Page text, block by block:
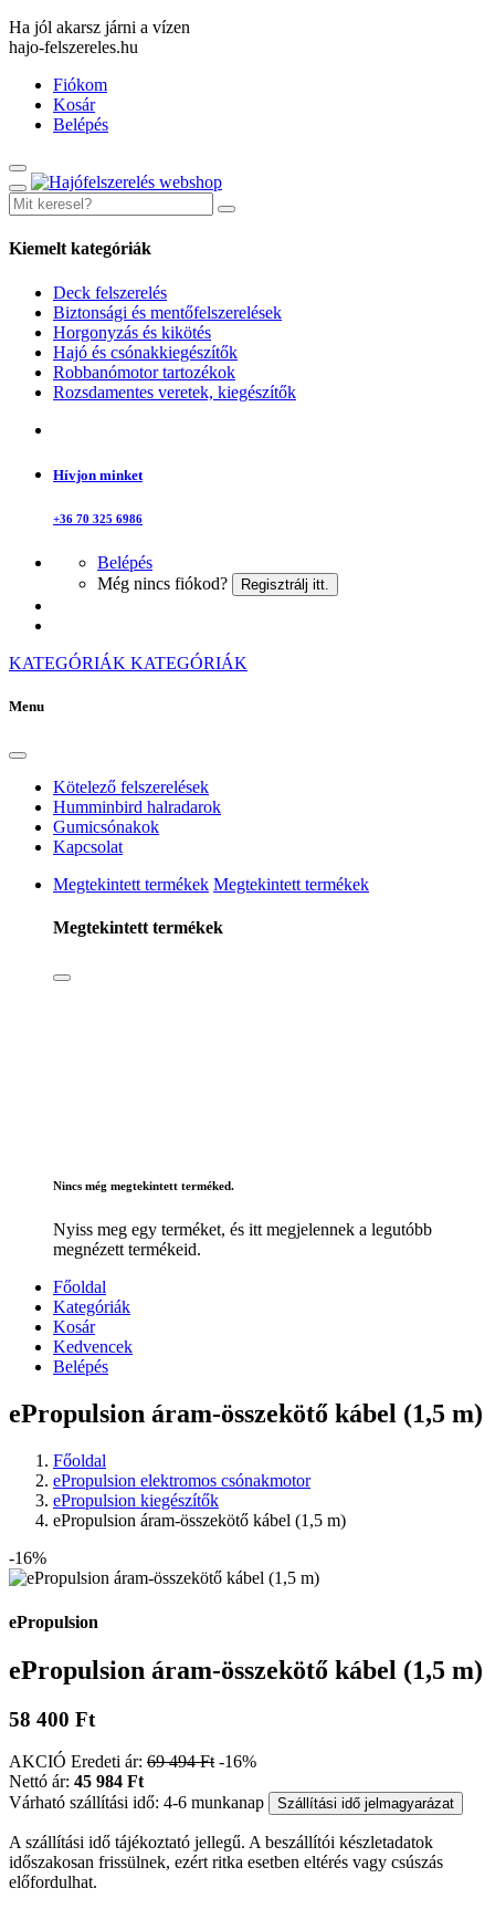
Ha jól akarsz járni a vízen
hajo-felszereles.hu
Fiókom
Kosár
Belépés
Kiemelt kategóriák
Deck felszerelés
Biztonsági és mentőfelszerelések
Horgonyzás és kikötés
Hajó és csónakkiegészítők
Robbanómotor tartozékok
Rozsdamentes veretek, kiegészítők
Hívjon minket
+36 70 325 6986
Belépés
Még nincs fiókod?
Regisztrálj itt.
KATEGÓRIÁK KATEGÓRIÁK
Menu
Kötelező felszerelések
Humminbird halradarok
Gumicsónakok
Kapcsolat
Megtekintett termékek Megtekintett termékek
Megtekintett termékek
Nincs még megtekintett terméked.
Nyiss meg egy terméket, és itt megjelennek a legutóbb
megnézett termékeid.
Főoldal
Kategóriák
Kosár
Kedvencek
Belépés
ePropulsion áram-összekötő kábel (1,5 m)
Főoldal
ePropulsion elektromos csónakmotor
ePropulsion kiegészítők
ePropulsion áram-összekötő kábel (1,5 m)
-16%
ePropulsion
ePropulsion áram-összekötő kábel (1,5 m)
58 400 Ft
AKCIÓ Eredeti ár: 69 494 Ft -16%
Nettó ár: 45 984 Ft
Várható szállítási idő: 4-6 munkanap
Szállítási idő jelmagyarázat
A szállítási idő tájékoztató jellegű. A beszállítói készletadatok
időszakosan frissülnek, ezért ritka esetben eltérés vagy csúszás
előfordulhat.